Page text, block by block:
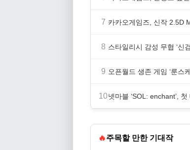
7 카카오게임즈, 신작 2.5D
8 스타일리시 감성 무협 ‘신
9 오픈월드 생존 게임 ‘룬스
10넷마블 ‘SOL: enchant’,
🔥주목할 만한 기대작